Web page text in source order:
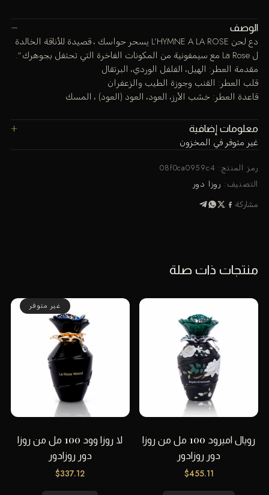
الوصف
دع لحن L’HYMNE A LA ROSE يسحر حواسك ، قصيدة للأناقة الخالدة
ل La Rose مع سيمفونية من المكونات الفاخرة التي تحتفل بجوهرك “.
مقدمة العطر: الهيل، الفلفل الوردي، البرتقال
قلب العطر: القنب وجوزة الطيب والزعفران
قاعدة العطر: خشب الأرز، العود، العود (العود) ، المسك
معلومات إضافية
غير متوفر في المخزون
رمز المنتج: 08f0ca0959c4
التصنيف: روزا دور
مشاركة
منتجات ذات صلة
رويال اميرود 100 مل من روزا
دور روزادور
$455.11
غير متوفر
لا روزا وود 100 مل من روزا
دور روزادور
$337.12